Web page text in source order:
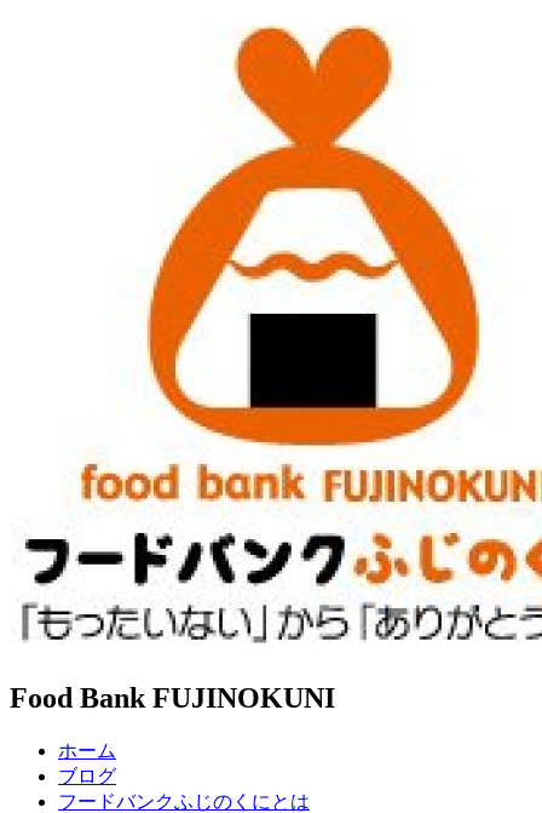
Food Bank FUJINOKUNI
ホーム
ブログ
フードバンクふじのくにとは